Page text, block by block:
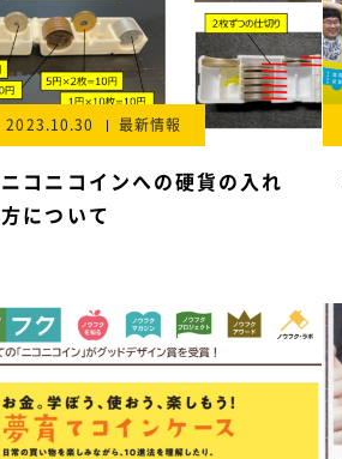
2023.10.30 最新情報
ニコニコインへの硬貨の入れ
方について